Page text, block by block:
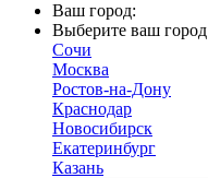
Ваш город:
Выберите ваш город
Сочи
Москва
Ростов-на-Дону
Краснодар
Новосибирск
Екатеринбург
Казань